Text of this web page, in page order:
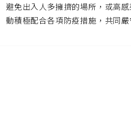
避免出入人多擁擠的場所，或高
動積極配合各項防疫措施，共同嚴